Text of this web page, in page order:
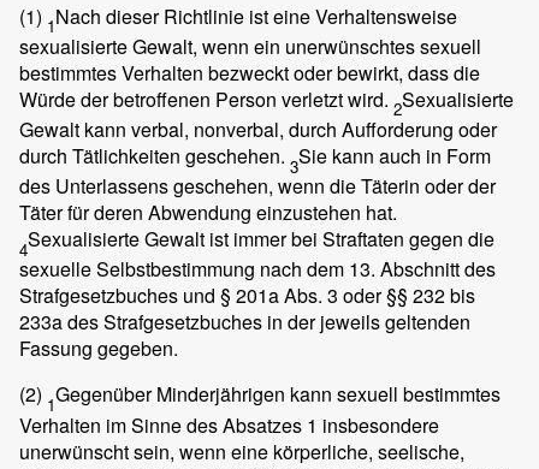
(1) 1Nach dieser Richtlinie ist eine Verhaltensweise
sexualisierte Gewalt, wenn ein unerwünschtes sexuell
bestimmtes Verhalten bezweckt oder bewirkt, dass die
Würde der betroffenen Person verletzt wird. 2Sexualisierte
Gewalt kann verbal, nonverbal, durch Aufforderung oder
durch Tätlichkeiten geschehen. 3Sie kann auch in Form
des Unterlassens geschehen, wenn die Täterin oder der
Täter für deren Abwendung einzustehen hat.
4Sexualisierte Gewalt ist immer bei Straftaten gegen die
sexuelle Selbstbestimmung nach dem 13. Abschnitt des
Strafgesetzbuches und § 201a Abs. 3 oder §§ 232 bis
233a des Strafgesetzbuches in der jeweils geltenden
Fassung gegeben.
(2) 1Gegenüber Minderjährigen kann sexuell bestimmtes
Verhalten im Sinne des Absatzes 1 insbesondere
unerwünscht sein, wenn eine körperliche, seelische,